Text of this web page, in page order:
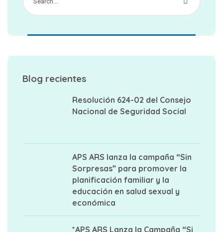
Blog recientes
Resolución 624-02 del Consejo
Nacional de Seguridad Social
APS ARS lanza la campaña “Sin
Sorpresas” para promover la
planificación familiar y la
educación en salud sexual y
económica
*APS ARS Lanza la Campaña “Si